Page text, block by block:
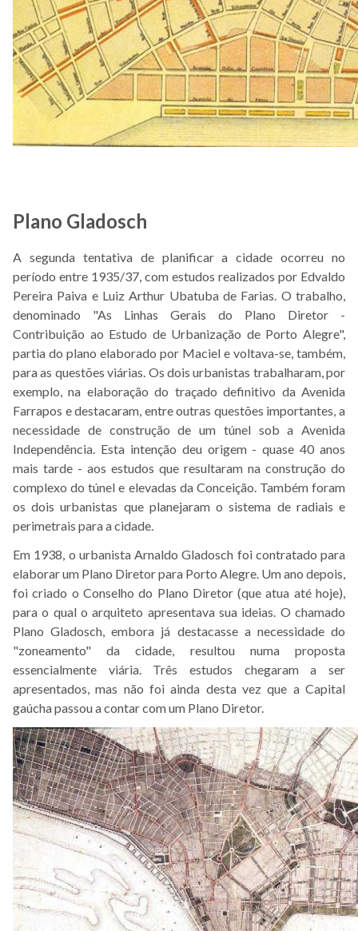
Planejamento
PDDUA
Glossário
Instruções
Normativas,
Pareceres
e
Notas
Técnicas
Participação
Tire
suas
Dúvidas
Projetos
Revisão
do
Plano
Diretor
Programa
de
Reabilitação
do
Centro
Histórico
Programa
de
Plano Gladosch
A segunda tentativa de planificar a cidade ocorreu no
período entre 1935/37, com estudos realizados por Edvaldo
Pereira Paiva e Luiz Arthur Ubatuba de Farias. O trabalho,
denominado "As Linhas Gerais do Plano Diretor -
Contribuição ao Estudo de Urbanização de Porto Alegre",
partia do plano elaborado por Maciel e voltava-se, também,
para as questões viárias. Os dois urbanistas trabalharam, por
exemplo, na elaboração do traçado definitivo da Avenida
Farrapos e destacaram, entre outras questões importantes, a
necessidade de construção de um túnel sob a Avenida
Independência. Esta intenção deu origem - quase 40 anos
mais tarde - aos estudos que resultaram na construção do
complexo do túnel e elevadas da Conceição. Também foram
os dois urbanistas que planejaram o sistema de radiais e
perimetrais para a cidade.
Em 1938, o urbanista Arnaldo Gladosch foi contratado para
elaborar um Plano Diretor para Porto Alegre. Um ano depois,
foi criado o Conselho do Plano Diretor (que atua até hoje),
para o qual o arquiteto apresentava sua ideias. O chamado
Plano Gladosch, embora já destacasse a necessidade do
"zoneamento" da cidade, resultou numa proposta
essencialmente viária. Três estudos chegaram a ser
apresentados, mas não foi ainda desta vez que a Capital
gaúcha passou a contar com um Plano Diretor.